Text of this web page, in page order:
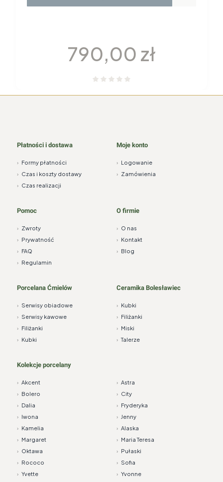
Cena
790,00 zł
Płatności i dostawa
› Formy płatności
› Czas i koszty dostawy
› Czas realizacji
Moje konto
› Logowanie
› Zamówienia
Pomoc
› Zwroty
› Prywatność
› FAQ
› Regulamin
O firmie
› O nas
› Kontakt
› Blog
Porcelana Ćmielów
› Serwisy obiadowe
› Serwisy kawowe
› Filiżanki
› Kubki
Ceramika Bolesławiec
› Kubki
› Filiżanki
› Miski
› Talerze
Kolekcje porcelany
› Akcent › Astra
› Bolero › City
› Dalia › Fryderyka
› Iwona › Jenny
› Kamelia › Alaska
› Margaret › Maria Teresa
› Oktawa › Pułaski
› Rococo › Sofia
› Yvette › Yvonne